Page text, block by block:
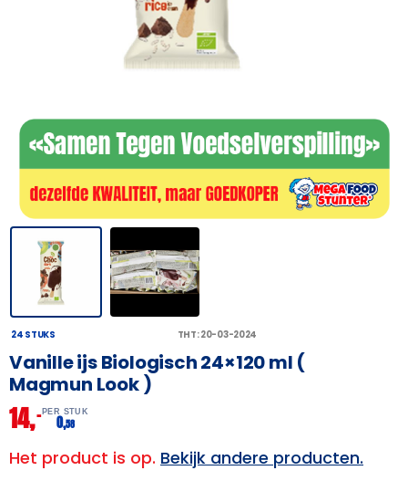
24 STUKS THT: 20-03-2024
Vanille ijs Biologisch 24×120 ml (
Magmun Look )
14,– PER STUK
0,58
Het product is op. Bekijk andere producten.